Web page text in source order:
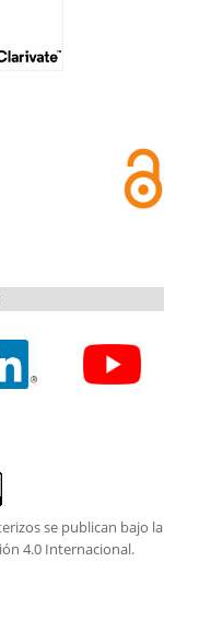
se publican bajo la
4.0 Internacional.